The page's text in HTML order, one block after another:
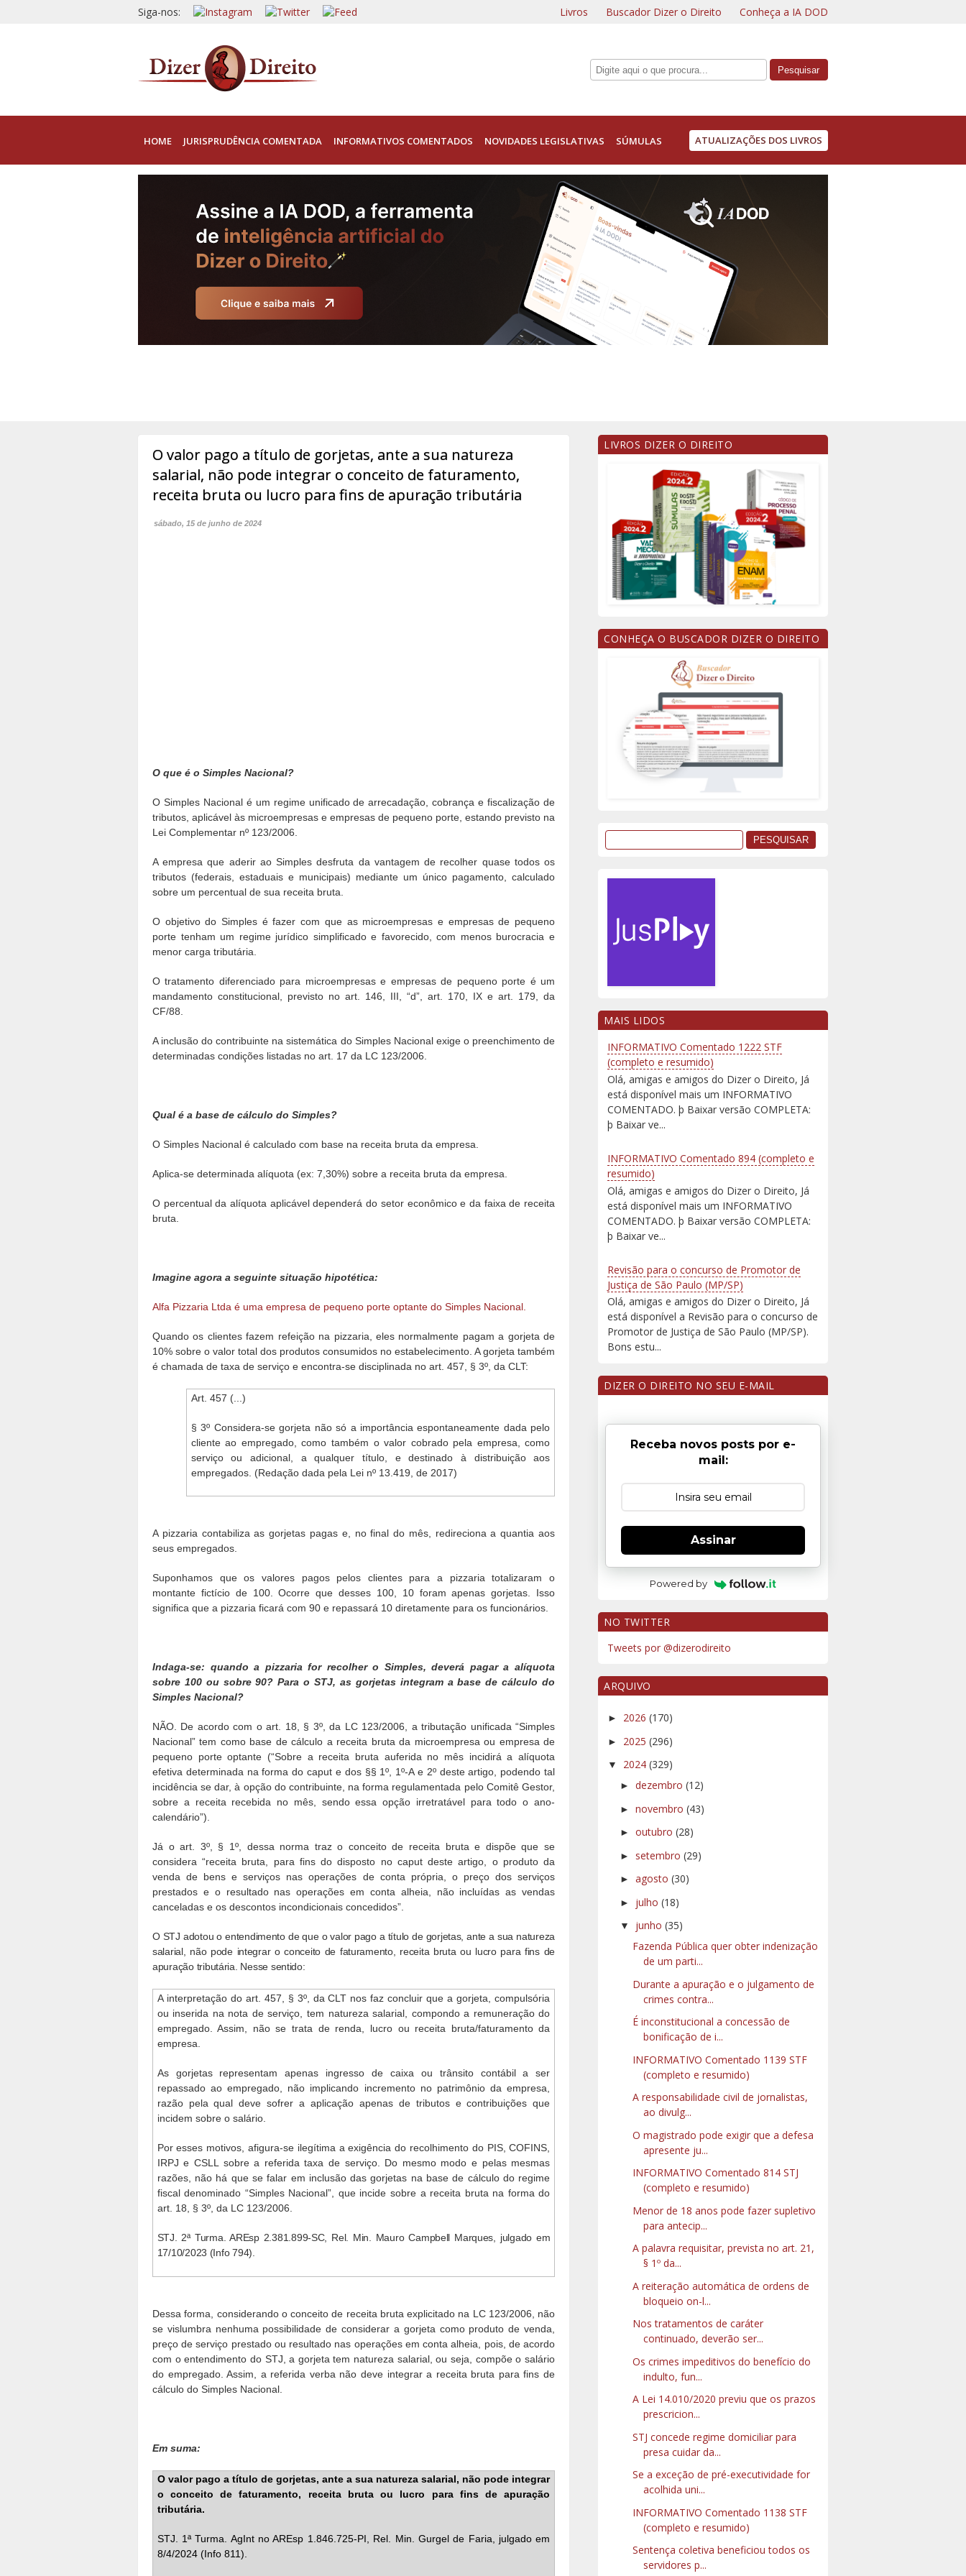
Siga-nos: Livros Buscador Dizer o Direito Conheça a IA DOD
HOME JURISPRUDÊNCIA COMENTADA INFORMATIVOS COMENTADOS NOVIDADES LEGISLATIVAS SÚMULAS ATUALIZAÇÕES DOS LIVROS
O valor pago a título de gorjetas, ante a sua natureza
salarial, não pode integrar o conceito de faturamento,
receita bruta ou lucro para fins de apuração tributária
sábado, 15 de junho de 2024
O que é o Simples Nacional?
O Simples Nacional é um regime unificado de arrecadação, cobrança e fiscalização de
tributos, aplicável às microempresas e empresas de pequeno porte, estando previsto na
Lei Complementar nº 123/2006.
A empresa que aderir ao Simples desfruta da vantagem de recolher quase todos os
tributos (federais, estaduais e municipais) mediante um único pagamento, calculado
sobre um percentual de sua receita bruta.
O objetivo do Simples é fazer com que as microempresas e empresas de pequeno
porte tenham um regime jurídico simplificado e favorecido, com menos burocracia e
menor carga tributária.
O tratamento diferenciado para microempresas e empresas de pequeno porte é um
mandamento constitucional, previsto no art. 146, III, “d”, art. 170, IX e art. 179, da
CF/88.
A inclusão do contribuinte na sistemática do Simples Nacional exige o preenchimento de
determinadas condições listadas no art. 17 da LC 123/2006.
Qual é a base de cálculo do Simples?
O Simples Nacional é calculado com base na receita bruta da empresa.
Aplica-se determinada alíquota (ex: 7,30%) sobre a receita bruta da empresa.
O percentual da alíquota aplicável dependerá do setor econômico e da faixa de receita
bruta.
Imagine agora a seguinte situação hipotética:
Alfa Pizzaria Ltda é uma empresa de pequeno porte optante do Simples Nacional.
Quando os clientes fazem refeição na pizzaria, eles normalmente pagam a gorjeta de
10% sobre o valor total dos produtos consumidos no estabelecimento. A gorjeta também
é chamada de taxa de serviço e encontra-se disciplinada no art. 457, § 3º, da CLT:
Art. 457 (...)
§ 3º Considera-se gorjeta não só a importância espontaneamente dada pelo
cliente ao empregado, como também o valor cobrado pela empresa, como
serviço ou adicional, a qualquer título, e destinado à distribuição aos
empregados. (Redação dada pela Lei nº 13.419, de 2017)
A pizzaria contabiliza as gorjetas pagas e, no final do mês, redireciona a quantia aos
seus empregados.
Suponhamos que os valores pagos pelos clientes para a pizzaria totalizaram o
montante fictício de 100. Ocorre que desses 100, 10 foram apenas gorjetas. Isso
significa que a pizzaria ficará com 90 e repassará 10 diretamente para os funcionários.
Indaga-se: quando a pizzaria for recolher o Simples, deverá pagar a alíquota
sobre 100 ou sobre 90? Para o STJ, as gorjetas integram a base de cálculo do
Simples Nacional?
NÃO. De acordo com o art. 18, § 3º, da LC 123/2006, a tributação unificada “Simples
Nacional” tem como base de cálculo a receita bruta da microempresa ou empresa de
pequeno porte optante (“Sobre a receita bruta auferida no mês incidirá a alíquota
efetiva determinada na forma do caput e dos §§ 1º, 1º-A e 2º deste artigo, podendo tal
incidência se dar, à opção do contribuinte, na forma regulamentada pelo Comitê Gestor,
sobre a receita recebida no mês, sendo essa opção irretratável para todo o ano-
calendário”).
Já o art. 3º, § 1º, dessa norma traz o conceito de receita bruta e dispõe que se
considera “receita bruta, para fins do disposto no caput deste artigo, o produto da
venda de bens e serviços nas operações de conta própria, o preço dos serviços
prestados e o resultado nas operações em conta alheia, não incluídas as vendas
canceladas e os descontos incondicionais concedidos”.
O STJ adotou o entendimento de que o valor pago a título de gorjetas, ante a sua natureza
salarial, não pode integrar o conceito de faturamento, receita bruta ou lucro para fins de
apuração tributária. Nesse sentido:
A interpretação do art. 457, § 3º, da CLT nos faz concluir que a gorjeta, compulsória
ou inserida na nota de serviço, tem natureza salarial, compondo a remuneração do
empregado. Assim, não se trata de renda, lucro ou receita bruta/faturamento da
empresa.
As gorjetas representam apenas ingresso de caixa ou trânsito contábil a ser
repassado ao empregado, não implicando incremento no patrimônio da empresa,
razão pela qual deve sofrer a aplicação apenas de tributos e contribuições que
incidem sobre o salário.
Por esses motivos, afigura-se ilegítima a exigência do recolhimento do PIS, COFINS,
IRPJ e CSLL sobre a referida taxa de serviço. Do mesmo modo e pelas mesmas
razões, não há que se falar em inclusão das gorjetas na base de cálculo do regime
fiscal denominado “Simples Nacional”, que incide sobre a receita bruta na forma do
art. 18, § 3º, da LC 123/2006.
STJ. 2ª Turma. AREsp 2.381.899-SC, Rel. Min. Mauro Campbell Marques, julgado em
17/10/2023 (Info 794).
Dessa forma, considerando o conceito de receita bruta explicitado na LC 123/2006, não
se vislumbra nenhuma possibilidade de considerar a gorjeta como produto de venda,
preço de serviço prestado ou resultado nas operações em conta alheia, pois, de acordo
com o entendimento do STJ, a gorjeta tem natureza salarial, ou seja, compõe o salário
do empregado. Assim, a referida verba não deve integrar a receita bruta para fins de
cálculo do Simples Nacional.
Em suma:
O valor pago a título de gorjetas, ante a sua natureza salarial, não pode integrar
o conceito de faturamento, receita bruta ou lucro para fins de apuração
tributária.
STJ. 1ª Turma. AgInt no AREsp 1.846.725-PI, Rel. Min. Gurgel de Faria, julgado em
8/4/2024 (Info 811).
LIVROS DIZER O DIREITO
CONHEÇA O BUSCADOR DIZER O DIREITO
MAIS LIDOS
INFORMATIVO Comentado 1222 STF
(completo e resumido)
Olá, amigas e amigos do Dizer o Direito, Já
está disponível mais um INFORMATIVO
COMENTADO. þ Baixar versão COMPLETA:
þ Baixar ve...
INFORMATIVO Comentado 894 (completo e
resumido)
Olá, amigas e amigos do Dizer o Direito, Já
está disponível mais um INFORMATIVO
COMENTADO. þ Baixar versão COMPLETA:
þ Baixar ve...
Revisão para o concurso de Promotor de
Justiça de São Paulo (MP/SP)
Olá, amigas e amigos do Dizer o Direito, Já
está disponível a Revisão para o concurso de
Promotor de Justiça de São Paulo (MP/SP).
Bons estu...
DIZER O DIREITO NO SEU E-MAIL
Receba novos posts por e-
mail:
Assinar
Powered by
NO TWITTER
Tweets por @dizerodireito
ARQUIVO
► 2026 (170)
► 2025 (296)
▼ 2024 (329)
► dezembro (12)
► novembro (43)
► outubro (28)
► setembro (29)
► agosto (30)
► julho (18)
▼ junho (35)
Fazenda Pública quer obter indenização
de um parti...
Durante a apuração e o julgamento de
crimes contra...
É inconstitucional a concessão de
bonificação de i...
INFORMATIVO Comentado 1139 STF
(completo e resumido)
A responsabilidade civil de jornalistas,
ao divulg...
O magistrado pode exigir que a defesa
apresente ju...
INFORMATIVO Comentado 814 STJ
(completo e resumido)
Menor de 18 anos pode fazer supletivo
para antecip...
A palavra requisitar, prevista no art. 21,
§ 1º da...
A reiteração automática de ordens de
bloqueio on-l...
Nos tratamentos de caráter
continuado, deverão ser...
Os crimes impeditivos do benefício do
indulto, fun...
A Lei 14.010/2020 previu que os prazos
prescricion...
STJ concede regime domiciliar para
presa cuidar da...
Se a exceção de pré-executividade for
acolhida uni...
INFORMATIVO Comentado 1138 STF
(completo e resumido)
Sentença coletiva beneficiou todos os
servidores p...